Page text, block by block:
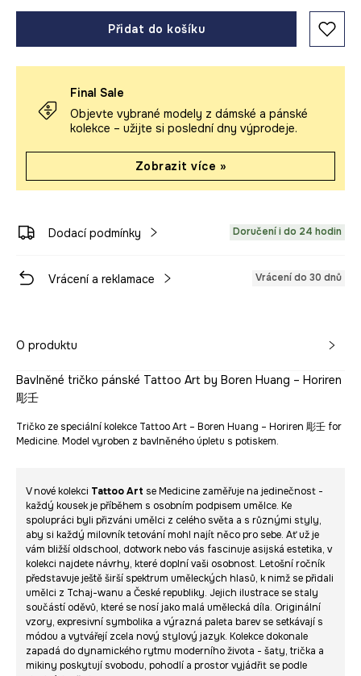
Přidat do košíku
Final Sale
Objevte vybrané modely z dámské a pánské
kolekce – užijte si poslední dny výprodeje.
Zobrazit více »
Dodací podmínky Doručení i do 24 hodin
Vrácení a reklamace Vrácení do 30 dnů
O produktu
Bavlněné tričko pánské Tattoo Art by Boren Huang – Horiren
彫壬
Tričko ze speciální kolekce Tattoo Art – Boren Huang – Horiren 彫壬 for
Medicine. Model vyroben z bavlněného úpletu s potiskem.
V nové kolekci Tattoo Art se Medicine zaměřuje na jedinečnost -
každý kousek je příběhem s osobním podpisem umělce. Ke
spolupráci byli přizváni umělci z celého světa a s různými styly,
aby si každý milovník tetování mohl najít něco pro sebe. Ať už je
vám bližší oldschool, dotwork nebo vás fascinuje asijská estetika, v
kolekci najdete návrhy, které doplní vaši osobnost. Letošní ročník
představuje ještě širší spektrum uměleckých hlasů, k nimž se přidali
umělci z Tchaj-wanu a České republiky. Jejich ilustrace se staly
součástí oděvů, které se nosí jako malá umělecká díla. Originální
vzory, expresivní symbolika a výrazná paleta barev se setkávají s
módou a vytvářejí zcela nový stylový jazyk. Kolekce dokonale
zapadá do dynamického rytmu moderního života - šaty, trička a
mikiny poskytují svobodu, pohodlí a prostor vyjádřit se podle